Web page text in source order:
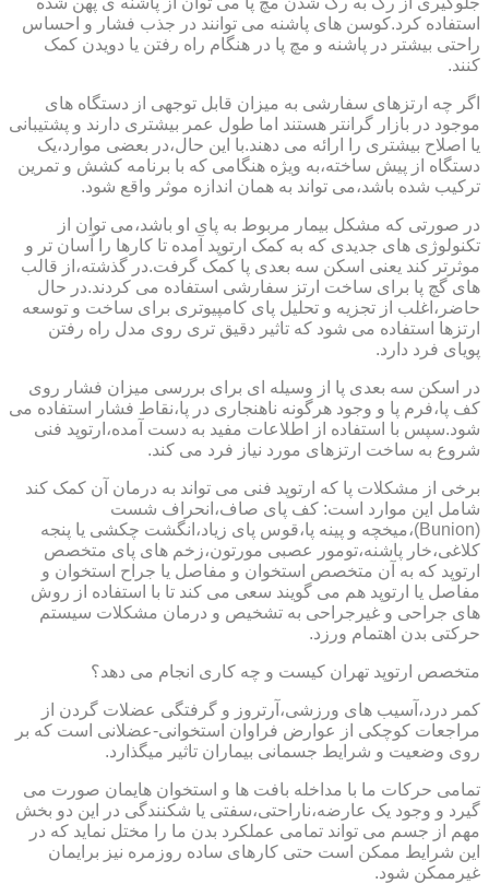
استفاده کرد.کوسن های پاشنه می توانند در جذب فشار و احساس
راحتی بیشتر در پاشنه و مچ پا در هنگام راه رفتن یا دویدن کمک
کنند.
اگر چه ارتزهای سفارشی به میزان قابل توجهی از دستگاه های
موجود در بازار گرانتر هستند اما طول عمر بیشتری دارند و پشتیبانی
یا اصلاح بیشتری را ارائه می دهند.با این حال،در بعضی موارد،یک
دستگاه از پیش ساخته،به ویژه هنگامی که با برنامه کشش و تمرین
ترکیب شده باشد،می تواند به همان اندازه موثر واقع شود.
در صورتی که مشکل بیمار مربوط به پای او باشد،می توان از
تکنولوژی های جدیدی که به کمک ارتوپد آمده تا کارها را آسان تر و
موثرتر کند یعنی اسکن سه بعدی پا کمک گرفت.در گذشته،از قالب
های گچ پا برای ساخت ارتز سفارشی استفاده می کردند.در حال
حاضر،اغلب از تجزیه و تحلیل پای کامپیوتری برای ساخت و توسعه
ارتزها استفاده می شود که تاثیر دقیق تری روی مدل راه رفتن
پویای فرد دارد.
در اسکن سه بعدی پا از وسیله ای برای بررسی میزان فشار روی
کف پا،فرم پا و وجود هرگونه ناهنجاری در پا،نقاط فشار استفاده می
شود.سپس با استفاده از اطلاعات مفید به دست آمده،ارتوپد فنی
شروع به ساخت ارتزهای مورد نیاز فرد می کند.
برخی از مشکلات پا که ارتوپد فنی می تواند به درمان آن کمک کند
شامل این موارد است: کف پای صاف،انحراف شست
(Bunion)،میخچه و پینه پا،قوس پای زیاد،انگشت چکشی یا پنجه
کلاغی،خار پاشنه،تومور عصبی مورتون،زخم های پای متخصص
ارتوپد که به آن متخصص استخوان و مفاصل یا جراح استخوان و
مفاصل یا ارتوپد هم می گویند سعی می کند تا با استفاده از روش
های جراحی و غیرجراحی به تشخیص و درمان مشکلات سیستم
حرکتی بدن اهتمام ورزد.
متخصص ارتوپد تهران کیست و چه کاری انجام می دهد؟
کمر درد،آسیب های ورزشی،آرتروز و گرفتگی عضلات گردن از
مراجعات کوچکی از عوارض فراوان استخوانی-عضلانی است که بر
روی وضعیت و شرایط جسمانی بیماران تاثیر میگذارد.
تمامی حرکات ما با مداخله بافت ها و استخوان هایمان صورت می
گیرد و وجود یک عارضه،ناراحتی،سفتی یا شکنندگی در این دو بخش
مهم از جسم می تواند تمامی عملکرد بدن ما را مختل نماید که در
این شرایط ممکن است حتی کارهای ساده روزمره نیز برایمان
غیرممکن شود.